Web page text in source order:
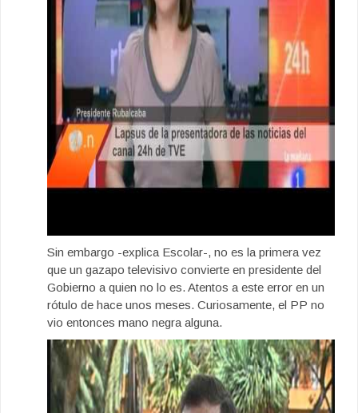
Sin embargo -explica Escolar-, no es la primera vez
que un gazapo televisivo convierte en presidente del
Gobierno a quien no lo es. Atentos a este error en un
rótulo de hace unos meses. Curiosamente, el PP no
vio entonces mano negra alguna.